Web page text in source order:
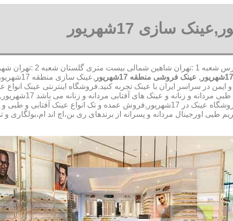
,آدرس شعبه 1 :تهران
, عینک فروشی منطقه 17شهریور
,عینک
در سراسر ایران با عینک تجربه کنید.فروشگاه اینترنتی عینک
لنز های تماسی,فروش انواع عینک های
طبی،مطالعه و آفتابی و لنزهای طبی در 17شهریور,عینک با نرخ اتحادیه,بینایی سنجی در 17شهریور,فروشگاه عینک در
اورجینال مردانه و پسرانه از برندهای ری بن،اچ اند ام،بولگاری